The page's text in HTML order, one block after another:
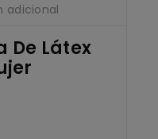
adicional
De Látex